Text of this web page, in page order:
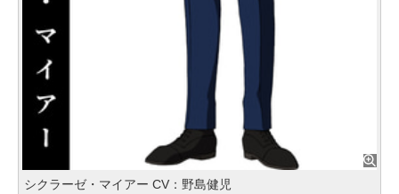
シクラーゼ・マイアー CV：野島健児